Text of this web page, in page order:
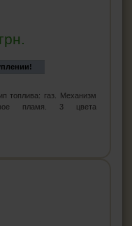
грн.
топлива: газ. Механизм
пламя. 3 цвета